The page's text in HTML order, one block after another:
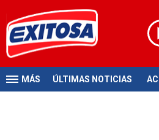
MÁS ÚLTIMAS NOTICIAS